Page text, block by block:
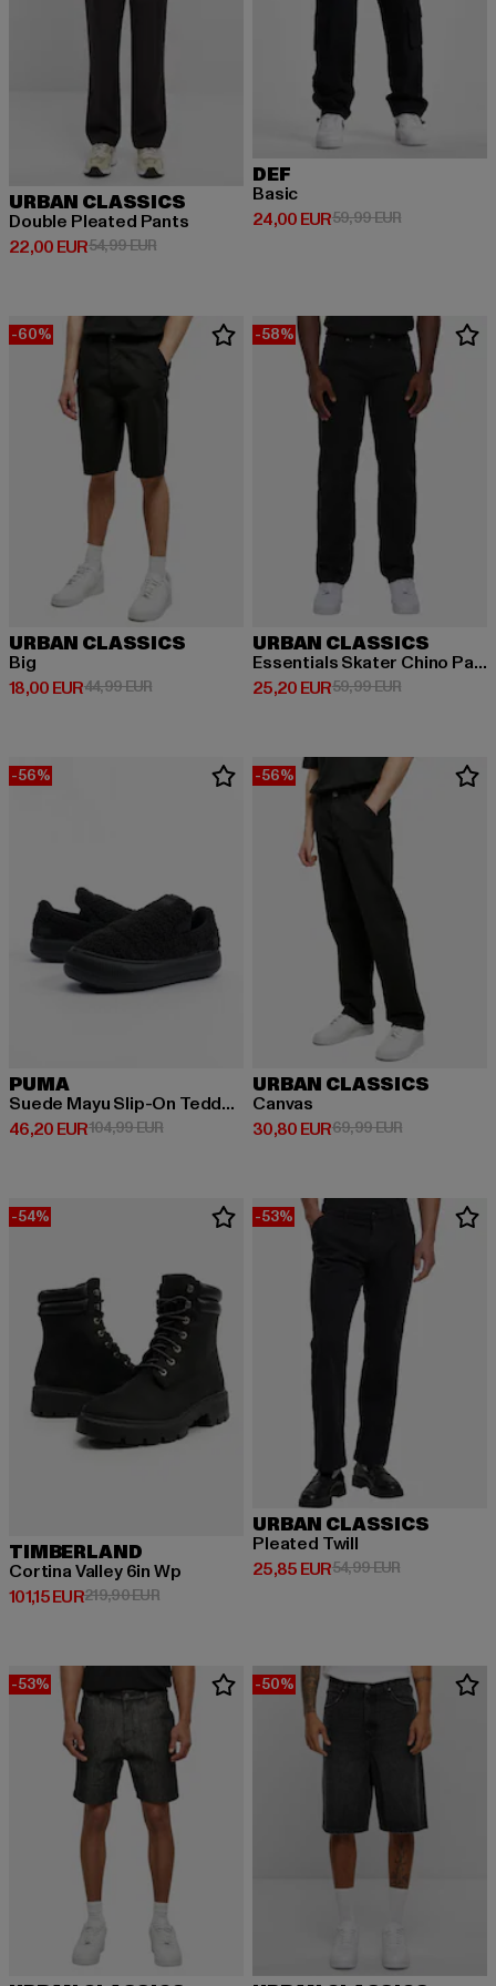
URBAN CLASSICS
Double Pleated Pants
22,00 EUR
Derzeitiger Preis: 22,00 EUR
54,99 EURAktionspreis: 54,99 EUR
DEF
Basic
24,00 EUR
Derzeitiger Preis: 24,00 EUR
59,99 EURAktionspreis:
-60%
URBAN CLASSICS
Big
18,00 EUR
Derzeitiger Preis: 18,00 EUR
44,99 EURAktionspreis: 44,99 EUR
-58%
URBAN CLASSICS
Essentials Skater Chino Pants
25,20 EUR
Derzeitiger Preis: 25,20 EUR
59,99 EURAktionspreis:
-56%
PUMA
Suede Mayu Slip-On Teddy Womens
46,20 EUR
Derzeitiger Preis: 46,20 EUR
104,99 EURAktionspreis: 104,99 EUR
-56%
URBAN CLASSICS
Canvas
30,80 EUR
Derzeitiger Preis: 30,80 EUR
69,99 EURAktionspreis:
-54%
TIMBERLAND
Cortina Valley 6in Wp
101,15 EUR
Derzeitiger Preis: 101,15 EUR
219,90 EURAktionspreis: 219,90 EUR
-53%
URBAN CLASSICS
Pleated Twill
25,85 EUR
Derzeitiger Preis: 25,85 EUR
54,99 EURAktionspreis:
-53% -50%